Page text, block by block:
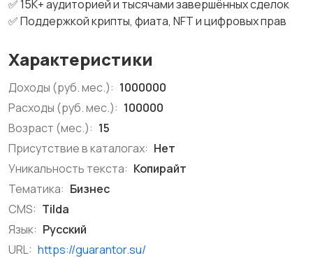
✅ 15K+ аудиторией и тысячами завершённых сделок
✅ Поддержкой крипты, фиата, NFT и цифровых прав
Характеристики
Доходы (руб. мес.): 1000000
Расходы (руб. мес.): 100000
Возраст (мес.): 15
Присутствие в каталогах: Нет
Уникальность текста: Копирайт
Тематика: Бизнес
CMS: Tilda
Язык: Русский
URL: https://guarantor.su/